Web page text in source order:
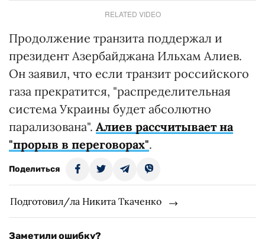
RELATED VIDEO
Продолжение транзита поддержал и
президент Азербайджана Ильхам Алиев.
Он заявил, что если транзит российского
газа прекратится, "распределительная
система Украины будет абсолютно
парализована". Алиев рассчитывает на
"прорыв в переговорах".
Поделиться
Подготовил/ла Никита Ткаченко
Заметили ошибку?